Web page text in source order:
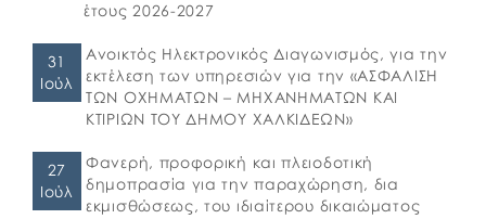
έτους 2026-2027
31
Ιούλ
Ανοικτός Ηλεκτρονικός Διαγωνισμός, για την
εκτέλεση των υπηρεσιών για την «ΑΣΦΑΛΙΣΗ
ΤΩΝ ΟΧΗΜΑΤΩΝ – ΜΗΧΑΝΗΜΑΤΩΝ ΚΑΙ
ΚΤΙΡΙΩΝ ΤΟΥ ΔΗΜΟΥ ΧΑΛΚΙΔΕΩΝ»
27
Ιούλ
Φανερή, προφορική και πλειοδοτική
δημοπρασία για την παραχώρηση, δια
εκμισθώσεως, του ιδιαίτερου δικαιώματος